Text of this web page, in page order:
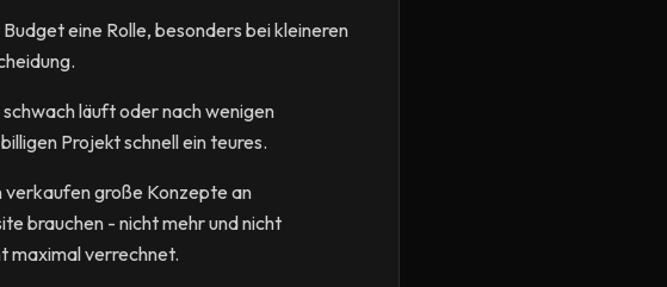
eine Rolle, besonders bei kleineren
läuft oder nach wenigen
Projekt schnell ein teures.
verkaufen große Konzepte an
brauchen - nicht mehr und nicht
maximal verrechnet.